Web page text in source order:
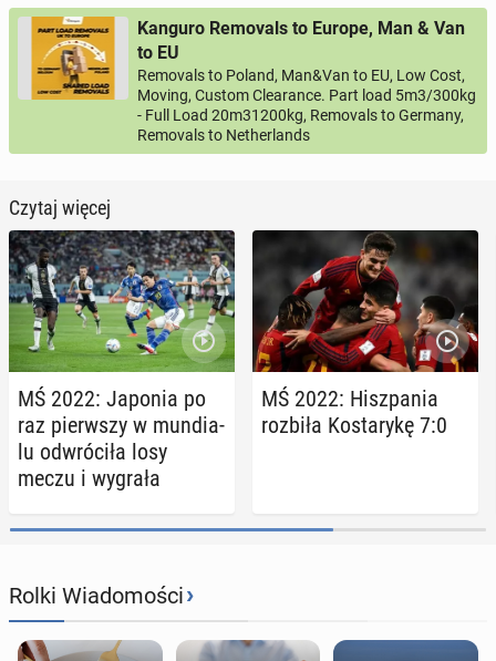
Kanguro Removals to Europe, Man & Van
to EU
Removals to Poland, Man&Van to EU, Low Cost,
Moving, Custom Clearance. Part load 5m3/300kg
- Full Load 20m31200kg, Removals to Germany,
Removals to Netherlands
Czytaj więcej
MŚ 2022: Japonia po
raz pierw­szy w mun­dia­
lu od­wró­ci­ła losy
meczu i wygrała
MŚ 2022: Hisz­pa­nia
rozbiła Ko­sta­ry­kę 7:0
Rolki Wiadomości›